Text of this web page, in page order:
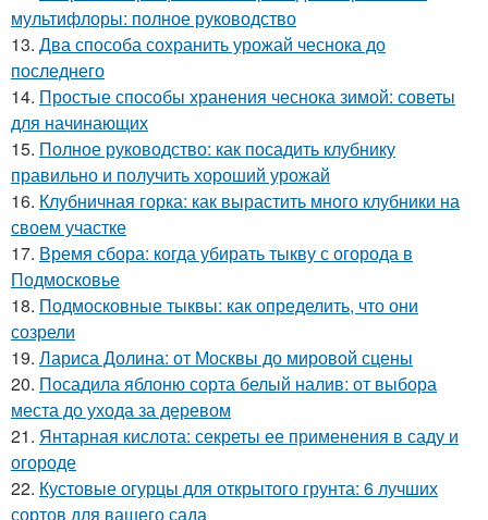
мультифлоры: полное руководство
13. Два способа сохранить урожай чеснока до
последнего
14. Простые способы хранения чеснока зимой: советы
для начинающих
15. Полное руководство: как посадить клубнику
правильно и получить хороший урожай
16. Клубничная горка: как вырастить много клубники на
своем участке
17. Время сбора: когда убирать тыкву с огорода в
Подмосковье
18. Подмосковные тыквы: как определить, что они
созрели
19. Лариса Долина: от Москвы до мировой сцены
20. Посадила яблоню сорта белый налив: от выбора
места до ухода за деревом
21. Янтарная кислота: секреты ее применения в саду и
огороде
22. Кустовые огурцы для открытого грунта: 6 лучших
сортов для вашего сада